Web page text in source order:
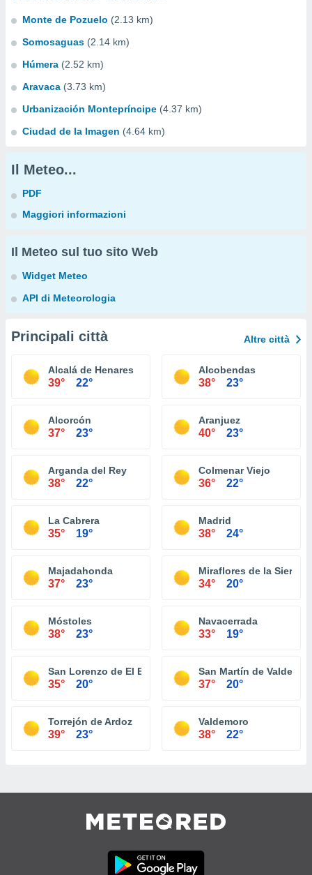
Monte de Pozuelo (2.13 km)
Somosaguas (2.14 km)
Húmera (2.52 km)
Aravaca (3.73 km)
Urbanización Montepríncipe (4.37 km)
Ciudad de la Imagen (4.64 km)
Il Meteo...
PDF
Maggiori informazioni
Il Meteo sul tuo sito Web
Widget Meteo
API di Meteorologia
Principali città Altre città
Alcalá de Henares
39° 22°
Alcobendas
38° 23°
Alcorcón
37° 23°
Aranjuez
40° 23°
Arganda del Rey
38° 22°
Colmenar Viejo
36° 22°
La Cabrera
35° 19°
Madrid
38° 24°
Majadahonda
37° 23°
Miraflores de la Sierra
34° 20°
Móstoles
38° 23°
Navacerrada
33° 19°
San Lorenzo de El Escorial
35° 20°
San Martín de
37° 20°
Torrejón de Ardoz
39° 23°
Valdemoro
38° 22°